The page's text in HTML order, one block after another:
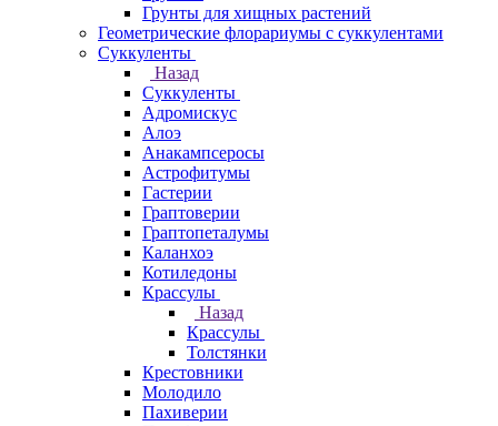
Грунты для хищных растений
Геометрические флорариумы с суккулентами
Суккуленты
Назад
Суккуленты
Адромискус
Алоэ
Анакампсеросы
Астрофитумы
Гастерии
Граптоверии
Граптопеталумы
Каланхоэ
Котиледоны
Крассулы
Назад
Крассулы
Толстянки
Крестовники
Молодило
Пахиверии